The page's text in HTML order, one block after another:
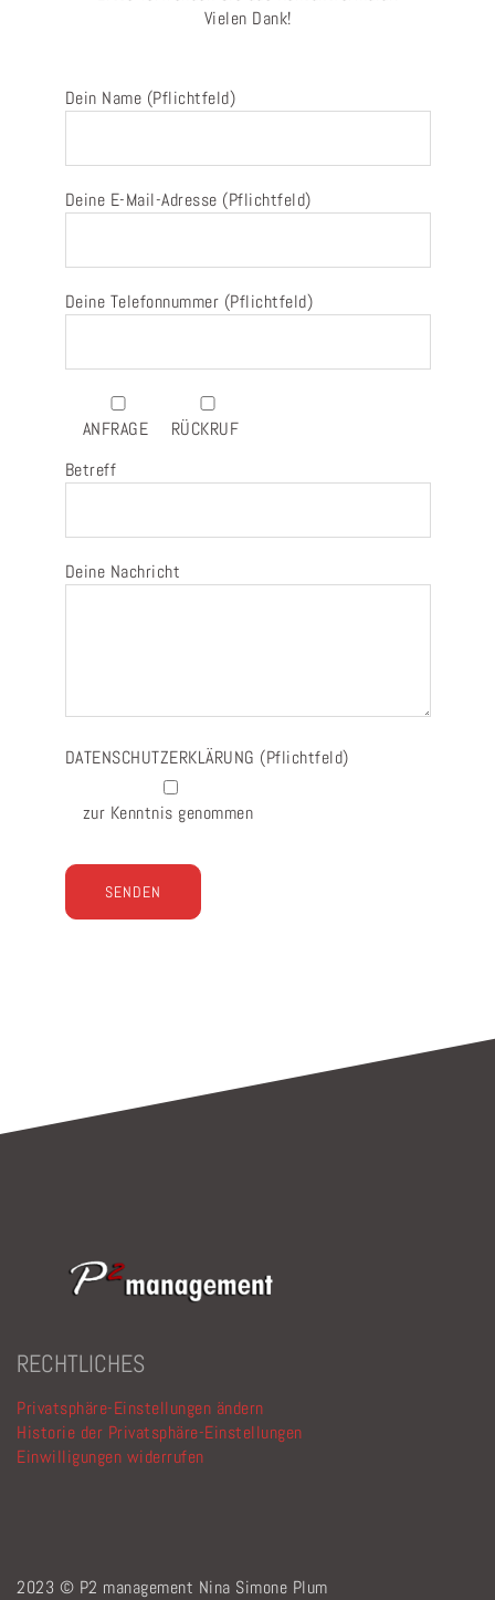
Vielen Dank!
Dein Name (Pflichtfeld)
Deine E-Mail-Adresse (Pflichtfeld)
Deine Telefonnummer (Pflichtfeld)
ANFRAGE
RÜCKRUF
Betreff
Deine Nachricht
DATENSCHUTZERKLÄRUNG (Pflichtfeld)
zur Kenntnis genommen
RECHTLICHES
Privatsphäre-Einstellungen ändern
Historie der Privatsphäre-Einstellungen
Einwilligungen widerrufen
2023 © P2 management Nina Simone Plum